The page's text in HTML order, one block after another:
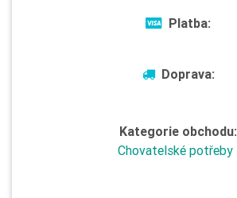
Platba:
Doprava:
Kategorie obchodu:
Chovatelské potřeby